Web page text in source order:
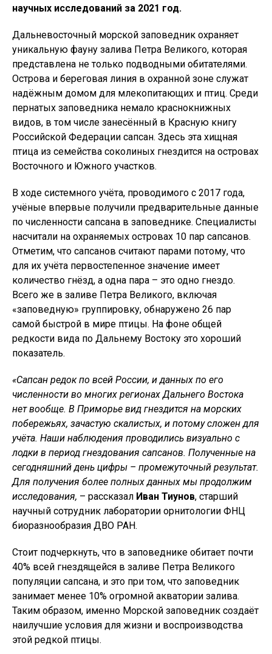
научных исследований за 2021 год.
Дальневосточный морской заповедник охраняет
уникальную фауну залива Петра Великого, которая
представлена не только подводными обитателями.
Острова и береговая линия в охранной зоне служат
надёжным домом для млекопитающих и птиц. Среди
пернатых заповедника немало краснокнижных
видов, в том числе занесённый в Красную книгу
Российской Федерации сапсан. Здесь эта хищная
птица из семейства соколиных гнездится на островах
Восточного и Южного участков.
В ходе системного учёта, проводимого с 2017 года,
учёные впервые получили предварительные данные
по численности сапсана в заповеднике. Специалисты
насчитали на охраняемых островах 10 пар сапсанов.
Отметим, что сапсанов считают парами потому, что
для их учёта первостепенное значение имеет
количество гнёзд, а одна пара – это одно гнездо.
Всего же в заливе Петра Великого, включая
«заповедную» группировку, обнаружено 26 пар
самой быстрой в мире птицы. На фоне общей
редкости вида по Дальнему Востоку это хороший
показатель.
«Сапсан редок по всей России, и данных по его
численности во многих регионах Дальнего Востока
нет вообще. В Приморье вид гнездится на морских
побережьях, зачастую скалистых, и потому сложен для
учёта. Наши наблюдения проводились визуально с
лодки в период гнездования сапсанов. Полученные на
сегодняшний день цифры – промежуточный результат.
Для получения более полных данных мы продолжим
исследования, – рассказал Иван Тиунов, старший
научный сотрудник лаборатории орнитологии ФНЦ
биоразнообразия ДВО РАН.
Стоит подчеркнуть, что в заповеднике обитает почти
40% всей гнездящейся в заливе Петра Великого
популяции сапсана, и это при том, что заповедник
занимает менее 10% огромной акватории залива.
Таким образом, именно Морской заповедник создаёт
наилучшие условия для жизни и воспроизводства
этой редкой птицы.